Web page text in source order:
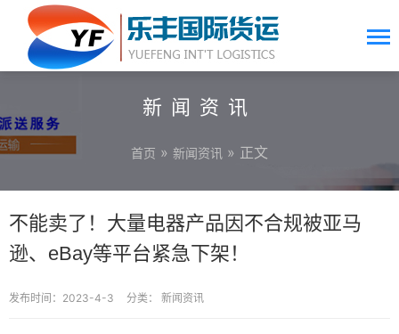
新闻资讯
首页 » 新闻资讯 » 正文
不能卖了！大量电器产品因不合规被亚马
逊、eBay等平台紧急下架！
发布时间：2023-4-3 分类： 新闻资讯